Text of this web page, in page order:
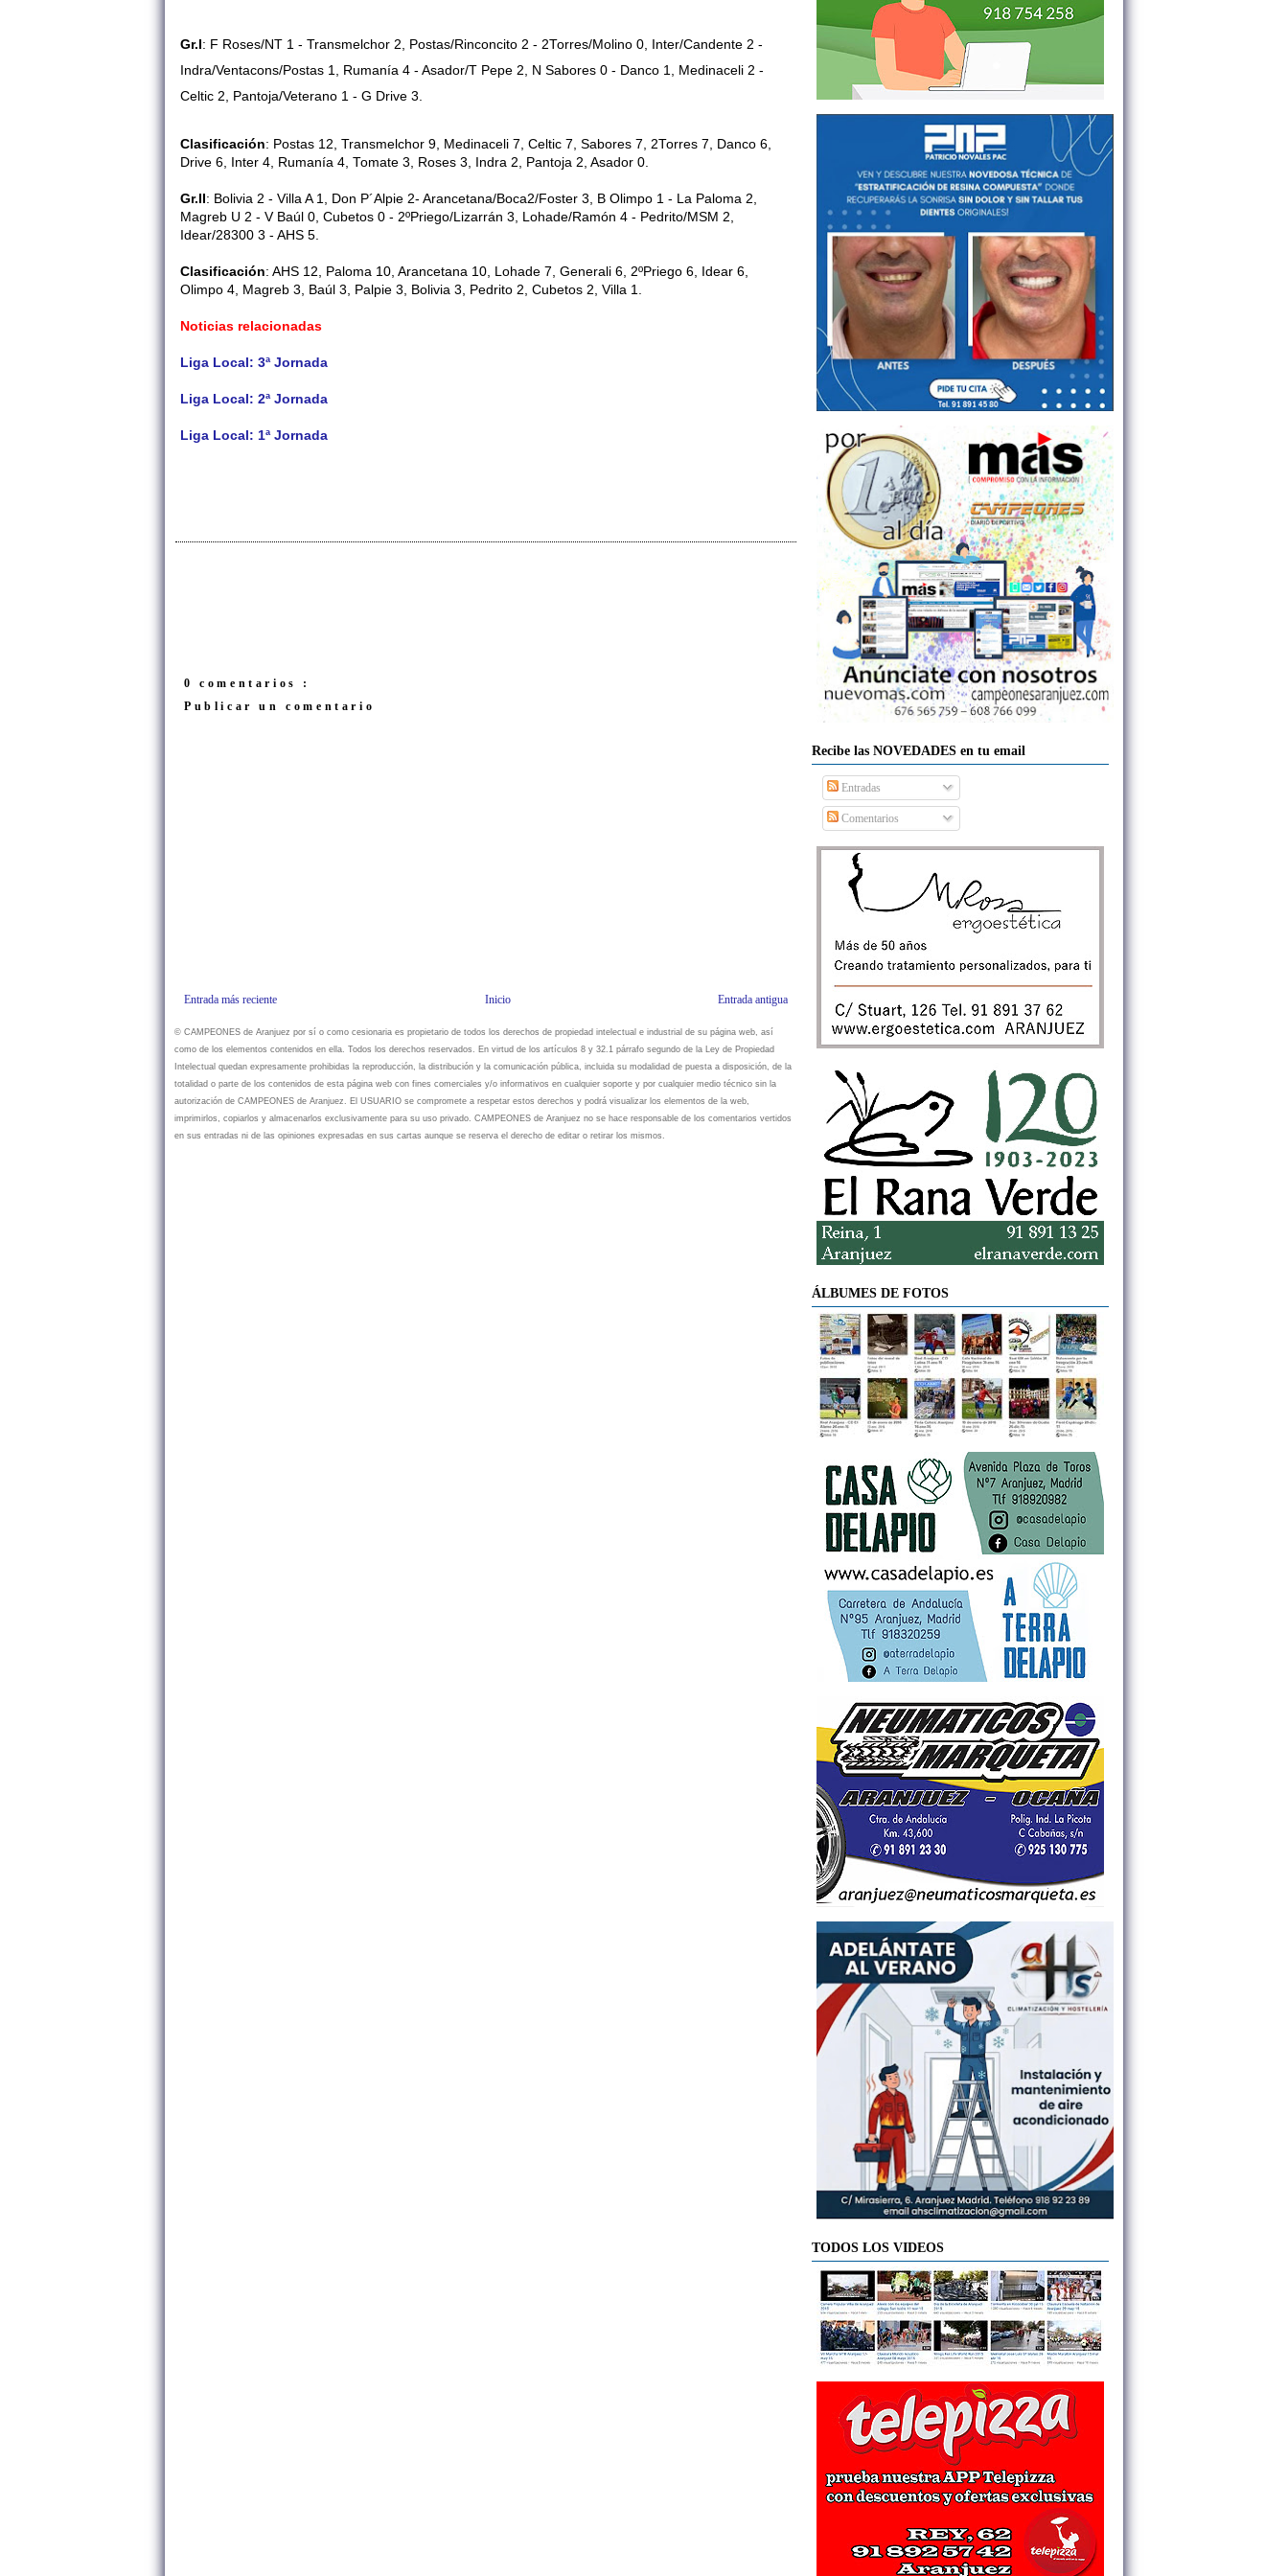
Gr.I : F Roses/NT 1 - Transmelchor 2, Postas/Rinconcito 2 - 2Torres/Molino 0, Inter/Candente 2 -
Indra/Ventacons/Postas 1, Rumanía 4 - Asador/T Pepe 2, N Sabores 0 - Danco 1, Medinaceli 2 -
Celtic 2, Pantoja/Veterano 1 - G Drive 3.
Clasificación: Postas 12, Transmelchor 9, Medinaceli 7, Celtic 7, Sabores 7, 2Torres 7, Danco 6,
Drive 6, Inter 4, Rumanía 4, Tomate 3, Roses 3, Indra 2, Pantoja 2, Asador 0.
Gr.II : Bolivia 2 - Villa A 1, Don P´Alpie 2- Arancetana/Boca2/Foster 3, B Olimpo 1 - La Paloma 2,
Magreb U 2 - V Baúl 0, Cubetos 0 - 2ºPriego/Lizarrán 3, Lohade/Ramón 4 - Pedrito/MSM 2,
Idear/28300 3 - AHS 5.
Clasificación: AHS 12, Paloma 10, Arancetana 10, Lohade 7, Generali 6, 2ºPriego 6, Idear 6,
Olimpo 4, Magreb 3, Baúl 3, Palpie 3, Bolivia 3, Pedrito 2, Cubetos 2, Villa 1.
Noticias relacionadas
Liga Local: 3ª Jornada
Liga Local: 2ª Jornada
Liga Local: 1ª Jornada
0 comentarios :
Publicar un comentario
Entrada más reciente Entrada antigua
Inicio
© CAMPEONES de Aranjuez por sí o como cesionaria es propietario de todos los derechos de propiedad intelectual e industrial de su página web, así
como de los elementos contenidos en ella. Todos los derechos reservados. En virtud de los artículos 8 y 32.1 párrafo segundo de la Ley de Propiedad
Intelectual quedan expresamente prohibidas la reproducción, la distribución y la comunicación pública, incluida su modalidad de puesta a disposición, de la
totalidad o parte de los contenidos de esta página web con fines comerciales y/o informativos en cualquier soporte y por cualquier medio técnico sin la
autorización de CAMPEONES de Aranjuez. El USUARIO se compromete a respetar estos derechos y podrá visualizar los elementos de la web,
imprimirlos, copiarlos y almacenarlos exclusivamente para su uso privado. CAMPEONES de Aranjuez no se hace responsable de los comentarios vertidos
en sus entradas ni de las opiniones expresadas en sus cartas aunque se reserva el derecho de editar o retirar los mismos.
Recibe las NOVEDADES en tu email
Entradas
Comentarios
ÁLBUMES DE FOTOS
TODOS LOS VIDEOS